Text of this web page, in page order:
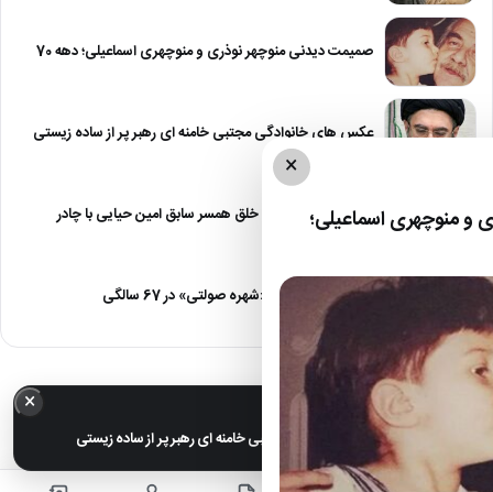
صمیمت دیدنی منوچهر نوذری و منوچهری اسماعیلی؛ دهه 70
عکس های خانوادگی مجتبی خامنه ای رهبر پر از ساده زیستی
عکس| نیلوفر خوش خلق همسر سابق امین حیایی با چادر
عکس| تغییر چهره «شهره صولتی» در 67 سالگی
×
منوچهری اسماعیلی؛
× خبر مهم
عکس های خانوادگی مجتبی خامنه ای رهبر پر از ساده زیستی